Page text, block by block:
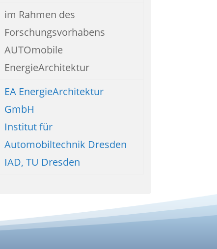
im Rahmen des
Forschungsvorhabens
AUTOmobile
EnergieArchitektur
EA EnergieArchitektur
GmbH
Institut für
Automobiltechnik Dresden
IAD, TU Dresden